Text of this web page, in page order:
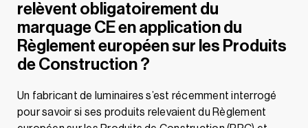
relèvent obligatoirement du
marquage CE en application du
Règlement européen sur les Produits
de Construction ?
Un fabricant de luminaires s’est récemment interrogé
pour savoir si ses produits relevaient du Règlement